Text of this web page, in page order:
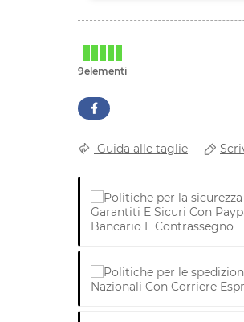
9elementi
Guida alle taglie
Garantiti E Sicuri Con
Bancario E Contrassegno
Nazionali Con Corriere